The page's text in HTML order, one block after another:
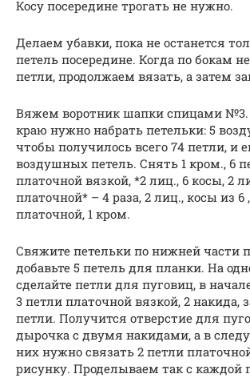
Косу посередине трогать не нужно.
Делаем убавки, пока не останется
петель посередине. Когда по бокам
петли, продолжаем вязать, а затем
Вяжем воротник шапки спицами
краю нужно набрать петельки: 5
чтобы получилось всего 74 петли, и
воздушных петель. Снять 1 кром., 6
платочной вязкой, *2 лиц., 6 косы, 2
платочной* – 4 раза, 2 лиц., косы из 6
платочной, 1 кром.
Свяжите петельки по нижней части
добавьте 5 петель для планки. На
сделайте петли для пуговиц, в
3 петли платочной вязкой, 2 накида,
петли. Получится отверстие для
дырочка с двумя накидами, а в
них нужно связать 2 петли
рисунку. Проделываем так с каждой